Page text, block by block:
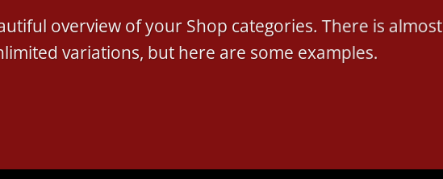
overview of your Shop categories. There is almost
variations, but here are some examples.